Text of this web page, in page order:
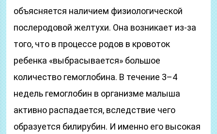
объясняется наличием физиологической
послеродовой желтухи. Она возникает из-за
того, что в процессе родов в кровоток
ребенка «выбрасывается» большое
количество гемоглобина. В течение 3–4
недель гемоглобин в организме малыша
активно распадается, вследствие чего
образуется билирубин. И именно его высокая